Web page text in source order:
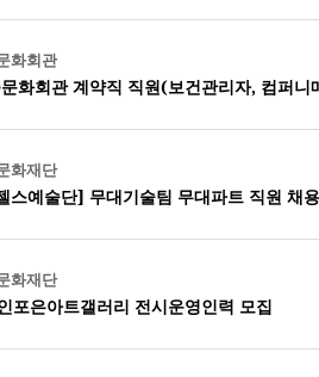
화회관
화회관 계약직 직원(보건관리자, 컴퍼
화재단
스예술단] 무대기술팀 무대파트 직원 채용
화재단
포은아트갤러리 전시운영인력 모집